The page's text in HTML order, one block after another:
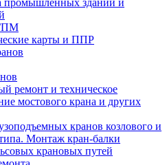
карты и ППР
ремонт и техническое
мостового крана и других
кранов козлового и
Монтаж кран-балки
крановых путей